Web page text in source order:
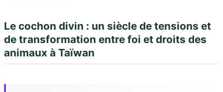
Le cochon divin : un siècle de tensions et
de transformation entre foi et droits des
animaux à Taïwan